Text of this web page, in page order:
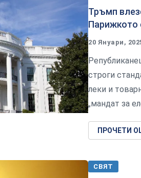
Тръмп
Парижкото
20 Януари,
строги
леки и
„мандат за
ПРОЧЕТИ
СВЯТ